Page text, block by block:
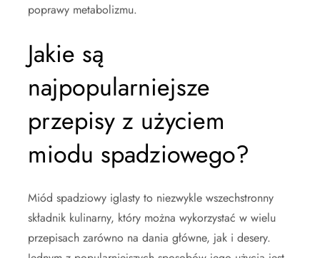
poprawy metabolizmu.
Jakie są
najpopularniejsze
przepisy z użyciem
miodu spadziowego?
Miód spadziowy iglasty to niezwykle wszechstronny
składnik kulinarny, który można wykorzystać w wielu
przepisach zarówno na dania główne, jak i desery.